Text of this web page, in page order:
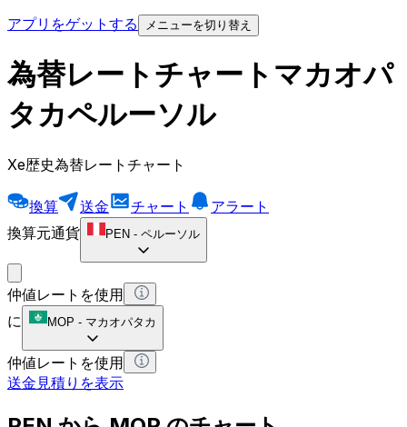
アプリをゲットする
メニューを切り替え
為替レートチャートマカオパ
タカペルーソル
Xe歴史為替レートチャート
換算 送金 チャート
アラート
換算元通貨
PEN - ペルーソル
仲値レートを使用
に
MOP - マカオパタカ
仲値レートを使用
送金見積りを表示